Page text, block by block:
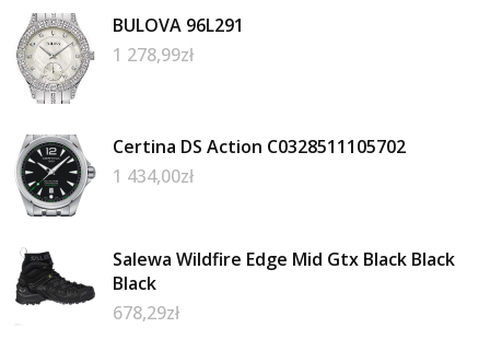
BULOVA 96L291
1 278,99zł
Certina DS Action C0328511105702
1 434,00zł
Salewa Wildfire Edge Mid Gtx Black Black
Black
678,29zł